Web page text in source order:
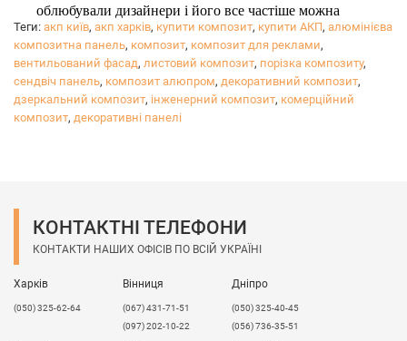
облюбували дизайнери і його все частіше можна
побачити в якості елементів декору інтер'єрів, різних
сучасних конструкцій, виставкового обладнання.
Надаємо послуги прямолінійного і криволінійного
різання.
Ціна послуг розраховується індивідуально,
Теги: акп київ, акп харків, купити композит, купити АКП, алюмінієва
композитна панель, композит, композит для реклами,
вентильований фасад, листовий композит, порізка композиту,
сендвіч панель, композит алюпром, декоративний композит,
дзеркальний композит, інженерний композит, комерційний
композит, декоративні панелі
КОНТАКТНІ ТЕЛЕФОНИ
КОНТАКТИ НАШИХ ОФІСІВ ПО ВСІЙ УКРАЇНІ
Харків
(050) 325-62-64
Вінниця
(067) 431-71-51
(097) 202-10-22
Дніпро
(050) 325-40-45
(056) 736-35-51